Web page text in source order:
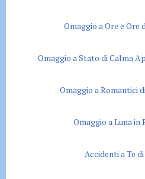
Omaggio a Ore e Ore
Omaggio a Stato di Calma
Omaggio a Romantici
Omaggio a Luna in
Accidenti a Te